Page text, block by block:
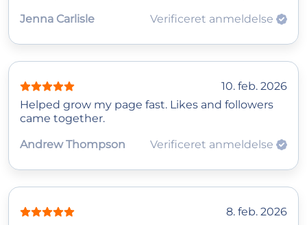
Jenna Carlisle
Verificeret anmeldelse
10. feb. 2026
Helped grow my page fast. Likes and followers
came together.
Andrew Thompson
Verificeret anmeldelse
8. feb. 2026